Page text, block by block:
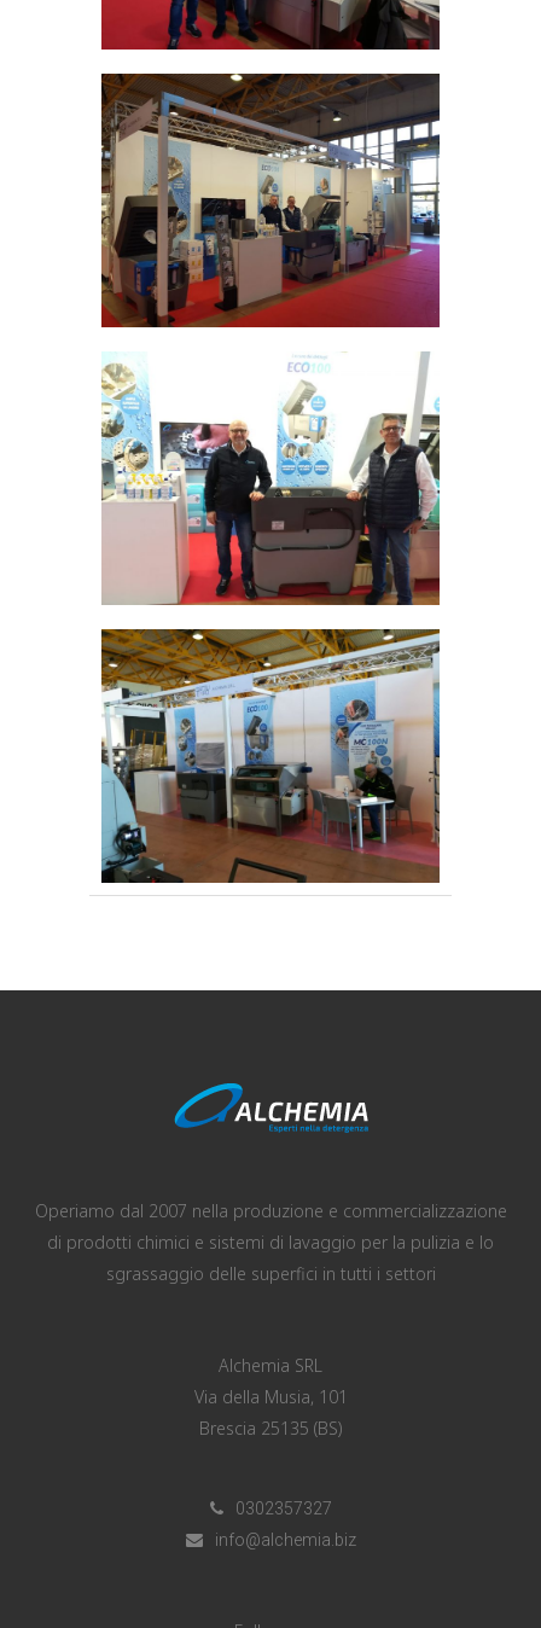
Operiamo dal 2007 nella produzione e commercializzazione
di prodotti chimici e sistemi di lavaggio per la pulizia e lo
sgrassaggio delle superfici in tutti i settori
Alchemia SRL
Via della Musia, 101
Brescia 25135 (BS)
0302357327
info@alchemia.biz